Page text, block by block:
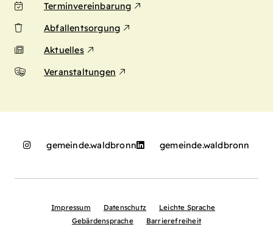
Terminvereinbarung
Abfallentsorgung
Aktuelles
Veranstaltungen
gemeinde.waldbronn gemeinde.waldbronn
Impressum Datenschutz
Leichte Sprache
Gebärdensprache
Barrierefreiheit